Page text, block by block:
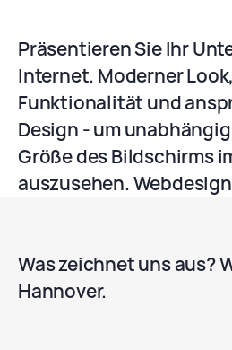
Präsentieren Sie Ihr
Internet. Moderner
Funktionalität und
Design - um
Größe des Bildschirms
auszusehen.
Was zeichnet uns aus?
Hannover.